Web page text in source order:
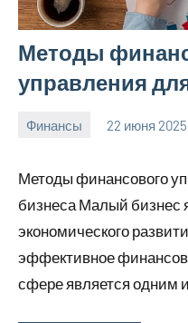
Методы
управления
Финансы 22 июня 2025
Методы финансового
бизнеса Малый бизнес
экономического
эффективное
сфере является одним